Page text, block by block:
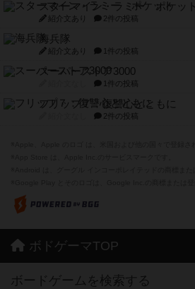
スターマイン・ラミー ポケット
紹介文あり 2件の投稿
海兵隊
紹介文あり 1件の投稿
スーパーストア3000
1件の投稿
フリップ７：復讐心とともに
2件の投稿
ボドゲーマTOP
ボードゲームを検索する